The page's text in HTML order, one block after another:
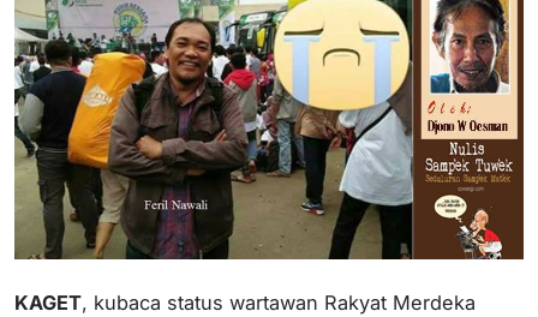
KAGET, kubaca status wartawan Rakyat Merdeka